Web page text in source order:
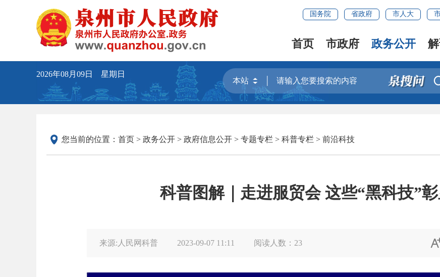
国务院 省政府 市人大
首页 市政府 政务公开
2026年08月09日 星期日
您当前的位置： 首页 > 政务公开 > 政府信息公开 > 专题专栏 > 科普专栏 > 前沿科技
科普图解｜走进服贸会 这些“黑科技”
来源:人民网科普 2023-09-07 11:11 阅读人数： 23